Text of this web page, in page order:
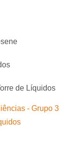
de Líquidos
- Grupo 3